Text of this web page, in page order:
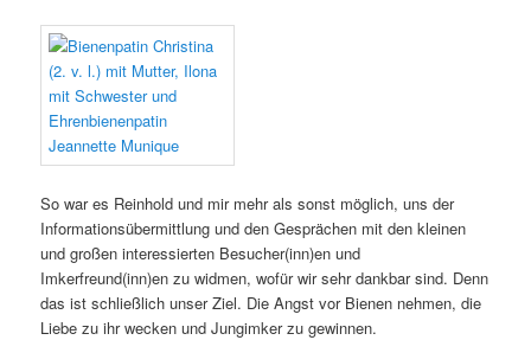
So war es Reinhold und mir mehr als sonst möglich, uns der
Informationsübermittlung und den Gesprächen mit den kleinen
und großen interessierten Besucher(inn)en und
Imkerfreund(inn)en zu widmen, wofür wir sehr dankbar sind. Denn
das ist schließlich unser Ziel. Die Angst vor Bienen nehmen, die
Liebe zu ihr wecken und Jungimker zu gewinnen.